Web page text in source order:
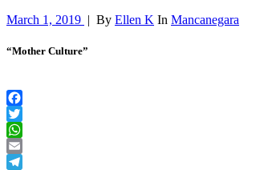
March 1, 2019 | By Ellen K In Mancanegara
“Mother Culture”
Facebook
Twitter
WhatsApp
Email